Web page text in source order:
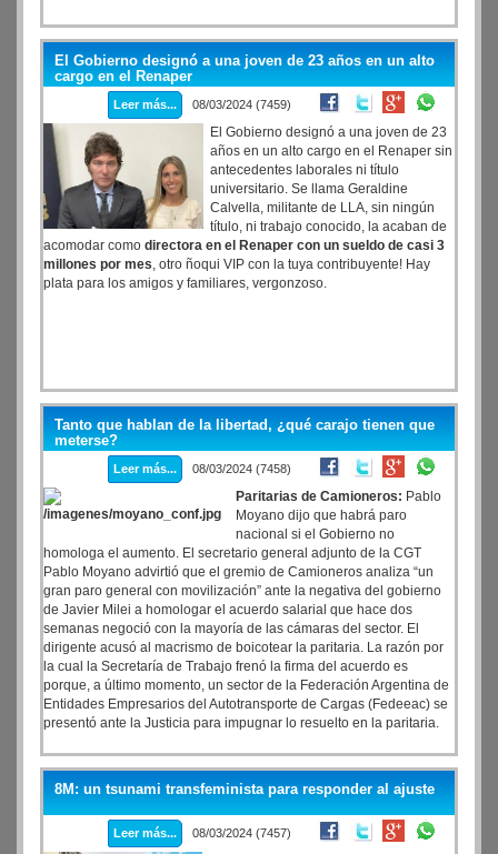
El Gobierno designó a una joven de 23 años en un alto
cargo en el Renaper
Leer más... 08/03/2024 (7459)
El Gobierno designó a una joven de 23
años en un alto cargo en el Renaper sin
antecedentes laborales ni título
universitario. Se llama Geraldine
Calvella, militante de LLA, sin ningún
título, ni trabajo conocido, la acaban de
acomodar como directora en el Renaper con un sueldo de casi 3
millones por mes, otro ñoqui VIP con la tuya contribuyente! Hay
plata para los amigos y familiares, vergonzoso.
Tanto que hablan de la libertad, ¿qué carajo tienen que
meterse?
Leer más... 08/03/2024 (7458)
Paritarias de Camioneros: Pablo
Moyano dijo que habrá paro
nacional si el Gobierno no
homologa el aumento. El secretario general adjunto de la CGT
Pablo Moyano advirtió que el gremio de Camioneros analiza “un
gran paro general con movilización” ante la negativa del gobierno
de Javier Milei a homologar el acuerdo salarial que hace dos
semanas negoció con la mayoría de las cámaras del sector. El
dirigente acusó al macrismo de boicotear la paritaria. La razón por
la cual la Secretaría de Trabajo frenó la firma del acuerdo es
porque, a último momento, un sector de la Federación Argentina de
Entidades Empresarios del Autotransporte de Cargas (Fedeeac) se
presentó ante la Justicia para impugnar lo resuelto en la paritaria.
8M: un tsunami transfeminista para responder al ajuste
Leer más... 08/03/2024 (7457)